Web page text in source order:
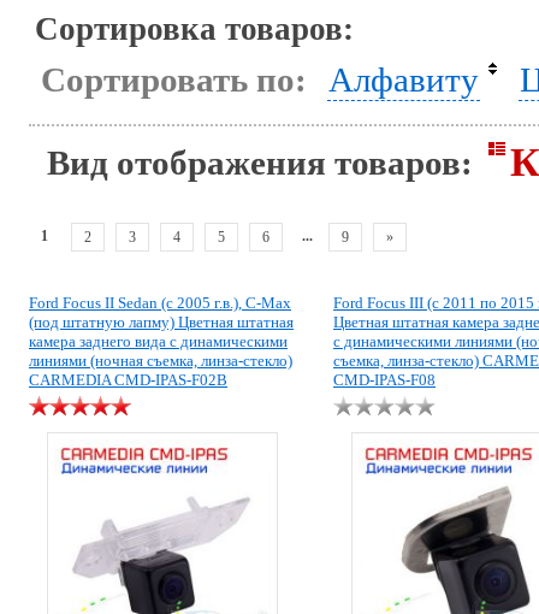
Сортировка товаров:
Сортировать по: Алфавиту
Вид отображения товаров:
1 2 3 4 5 6 ... 9 »
Ford Focus II Sedan (с 2005 г.в.), C-Max
(под штатную лапму) Цветная штатная
камера заднего вида с динамическими
линиями (ночная съемка, линза-стекло)
CARMEDIA CMD-IPAS-F02B
Ford Focus III (с 2011 по 2015
Цветная штатная камера
с динамическими линиями
съемка, линза-стекло)
CMD-IPAS-F08